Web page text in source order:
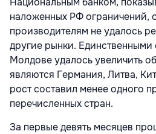
наложенных РФ ограничений,
производителям не удалось
другие рынки.
Молдове удалось увеличить
являются Германия, Литва,
рост составил менее одного
перечисленных стран.
За первые девять месяцев